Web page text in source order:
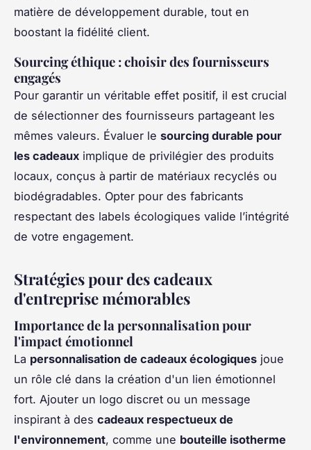
matière de développement durable, tout en
boostant la fidélité client.
Sourcing éthique : choisir des fournisseurs
engagés
Pour garantir un véritable effet positif, il est crucial
de sélectionner des fournisseurs partageant les
mêmes valeurs. Évaluer le sourcing durable pour
les cadeaux implique de privilégier des produits
locaux, conçus à partir de matériaux recyclés ou
biodégradables. Opter pour des fabricants
respectant des labels écologiques valide l’intégrité
de votre engagement.
Stratégies pour des cadeaux
d'entreprise mémorables
Importance de la personnalisation pour
l'impact émotionnel
La personnalisation de cadeaux écologiques joue
un rôle clé dans la création d'un lien émotionnel
fort. Ajouter un logo discret ou un message
inspirant à des cadeaux respectueux de
l'environnement, comme une bouteille isotherme